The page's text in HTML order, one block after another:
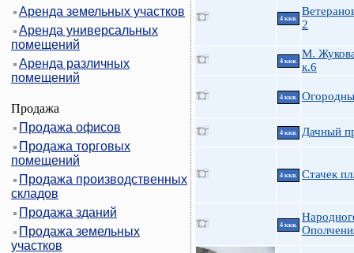
Аренда земельных участков
Аренда универсальных
помещений
Аренда различных
помещений
Продажа
Продажа офисов
Продажа торговых
помещений
Продажа производственных
складов
Продажа зданий
Продажа земельных
участков
4 ккв.
2
4 ккв.
М.
к.6
4 ккв.
4 ккв. Дачный
4 ккв. Стачек
4 ккв.